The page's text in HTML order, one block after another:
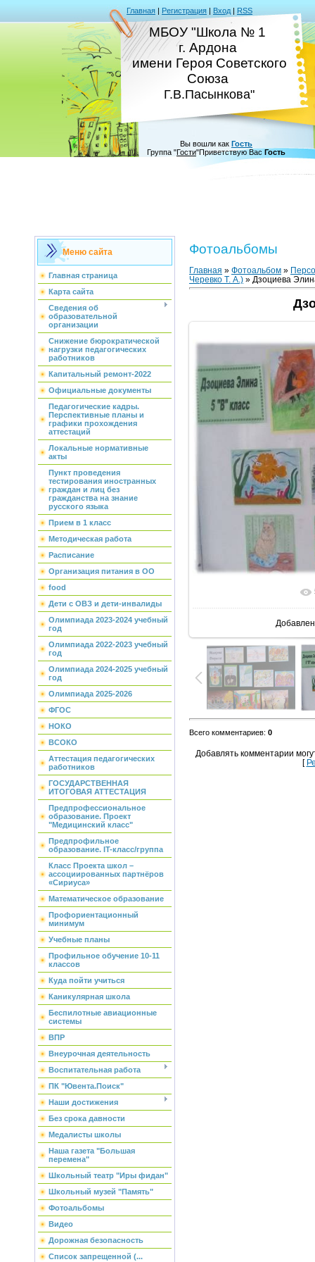
Главная | Регистрация | Вход | RSS
МБОУ "Школа № 1
г. Ардона
имени Героя Советского
Союза
Г.В.Пасынкова"
Вы вошли как Гость
Группа "Гости"Приветствую Вас Гость
Меню сайта
Главная страница
Карта сайта
Сведения об
образовательной
организации
Снижение бюрократической
нагрузки педагогических
работников
Капитальный ремонт-2022
Официальные документы
Педагогические кадры.
Перспективные планы и
графики прохождения
аттестаций
Локальные нормативные
акты
Пункт проведения
тестирования иностранных
граждан и лиц без
гражданства на знание
русского языка
Прием в 1 класс
Методическая работа
Расписание
Организация питания в ОО
food
Дети с ОВЗ и дети-инвалиды
Олимпиада 2023-2024 учебный
год
Олимпиада 2022-2023 учебный
год
Олимпиада 2024-2025 учебный
год
Олимпиада 2025-2026
ФГОС
НОКО
ВСОКО
Аттестация педагогических
работников
ГОСУДАРСТВЕННАЯ
ИТОГОВАЯ АТТЕСТАЦИЯ
Предпрофессиональное
образование. Проект
"Медицинский класс"
Предпрофильное
образование. IT-класс/группа
Класс Проекта школ –
ассоциированных партнёров
«Сириуса»
Математическое образование
Профориентационный
минимум
Учебные планы
Профильное обучение 10-11
классов
Куда пойти учиться
Каникулярная школа
Беспилотные авиационные
системы
ВПР
Внеурочная деятельность
Воспитательная работа
ПК "Ювента.Поиск"
Наши достижения
Без срока давности
Медалисты школы
Наша газета "Большая
перемена"
Школьный театр "Иры фидан"
Школьный музей "Память"
Фотоальбомы
Видео
Дорожная безопасность
Список запрещенной (...
Фотоальбомы
Главная » Фотоальбом »
Черевко Т. А.) » Дзоциева
В
Всего комментариев: 0
Добавлять комментарии
[